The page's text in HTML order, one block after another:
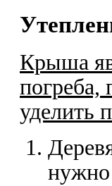
Крыша
погреба,
уделить
нужно